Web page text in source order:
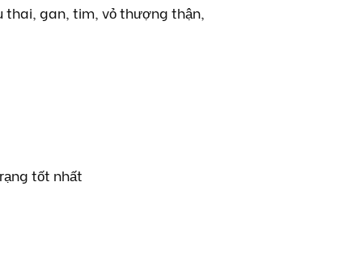
thai, gan, tim, vỏ thượng thận,
tốt nhất